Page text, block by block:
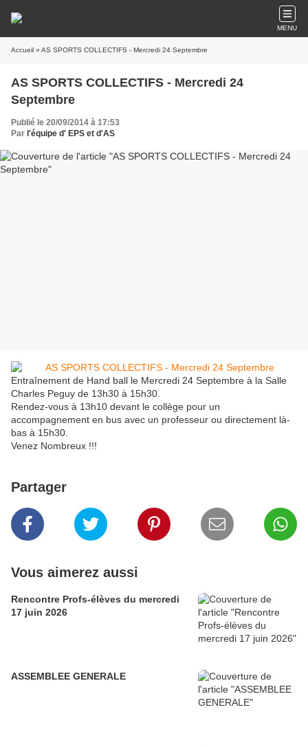
MENU
Accueil » AS SPORTS COLLECTIFS - Mercredi 24 Septembre
AS SPORTS COLLECTIFS - Mercredi 24
Septembre
Publié le 20/09/2014 à 17:53
Par l'équipe d' EPS et d'AS
Entraînement de Hand ball le Mercredi 24 Septembre à la Salle
Charles Peguy de 13h30 à 15h30.
Rendez-vous à 13h10 devant le collège pour un
accompagnement en bus avec un professeur ou directement là-
bas à 15h30.
Venez Nombreux !!!
Partager
Vous aimerez aussi
Rencontre Profs-élèves du mercredi
17 juin 2026
ASSEMBLEE GENERALE